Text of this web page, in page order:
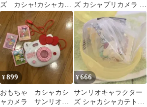
ズ カシャ!カシャカメ
ラ ポチャッコ
ズ カシャプリカメラ ハ
ローキティ カメラ おも
ちゃ
¥899
おもちゃ カシャカシ
ャカメラ サンリオ
¥666
サンリオキャラクター
ズ シャカシャカテトラ